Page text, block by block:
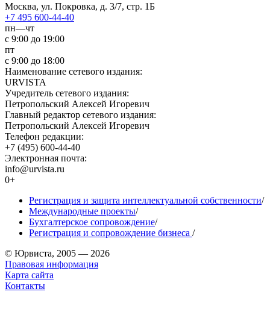
Москва, ул. Покровка, д. 3/7, стр. 1Б
+7 495 600-44-40
пн—чт
с 9:00 до 19:00
пт
с 9:00 до 18:00
Наименование сетевого издания:
URVISTA
Учредитель сетевого издания:
Петропольский Алексей Игоревич
Главный редактор сетевого издания:
Петропольский Алексей Игоревич
Телефон редакции:
+7 (495) 600-44-40
Электронная почта:
info@urvista.ru
0+
Регистрация и защита интеллектуальной собственности/
Международные проекты/
Бухгалтерское сопровождение/
Регистрация и сопровождение бизнеса /
© Юрвиста, 2005 — 2026
Правовая информация
Карта сайта
Контакты